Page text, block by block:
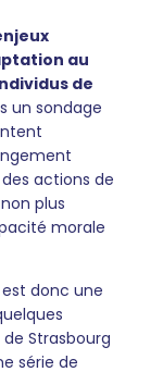
au
de
un sondage
actions de
plus
morale
donc une
Strasbourg
série de